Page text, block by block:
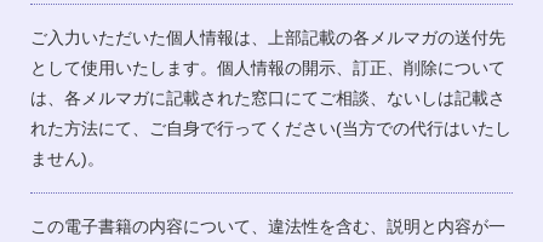
ご入力いただいた個人情報は、上部記載の各メルマガの送付先
として使用いたします。個人情報の開示、訂正、削除について
は、各メルマガに記載された窓口にてご相談、ないしは記載さ
れた方法にて、ご自身で行ってください(当方での代行はいたし
ません)。
この電子書籍の内容について、違法性を含む、説明と内容が一